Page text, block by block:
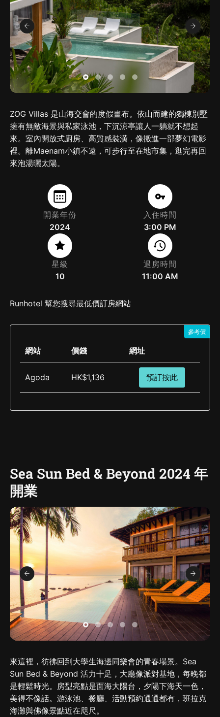
ZOG Villas 是山海交會的度假畫布。依山而建的獨棟別墅
擁有無敵海景與私家泳池，下沉涼亭讓人一躺就不想起
來。室內開放式廚房、高質感裝潢，像搬進一部夢幻電影
裡。離Maenam小鎮不遠，可步行至在地市集，逛完再回
來泡湯曬太陽。
開業年份
2024
星級
10
入住時間
3:00 PM
退房時間
11:00 AM
Runhotel 幫您搜尋最低價訂房網站
參考價
網站 價錢 網址
Agoda HK$1,136 預訂按此
Sea Sun Bed & Beyond 2024 年
開業
來這裡，彷彿回到大學生海邊同樂會的青春場景。Sea
Sun Bed & Beyond 活力十足，大廳像派對基地，每晚都
是輕鬆時光。房型亮點是面海大陽台，夕陽下海天一色，
美得不像話。游泳池、餐廳、活動預約通通都有，班拉克
海灘與佛像景點近在咫尺。